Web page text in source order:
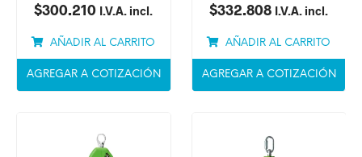
$300.210 I.V.A. incl.
AÑADIR AL CARRITO
AGREGAR A COTIZACIÓN
$332.808 I.V.A. incl.
AÑADIR AL CARRITO
AGREGAR A COTIZACIÓN